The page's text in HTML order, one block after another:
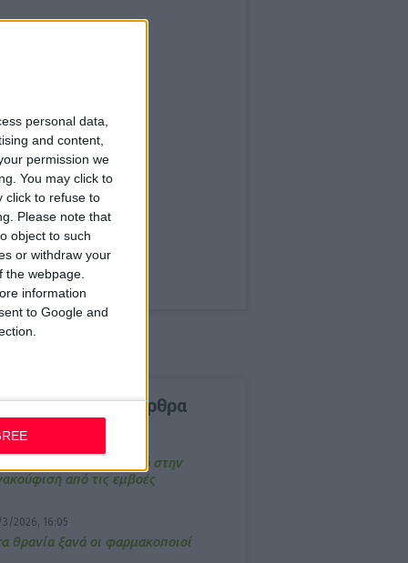
personal data,
and content,
permission we
You may click to
click to refuse to
Please note that
object to such
or withdraw your
webpage.
information
to Google and
δημοφιλέστερα άρθρα
2026, 17:25
Αποτελεσματικό στην
από τις εμβοές
3/2026, 16:05
θρανία ξανά οι φαρμακοποιοί